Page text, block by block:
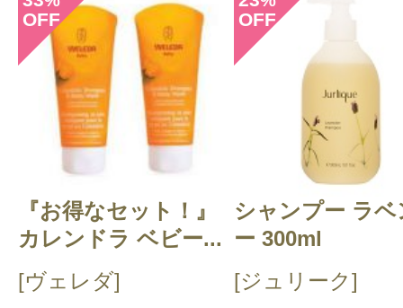
OFF
『お得なセット！』
カレンドラ ベビー...
[ヴェレダ]
OFF
シャンプー ラベ
ー 300ml
[ジュリーク]